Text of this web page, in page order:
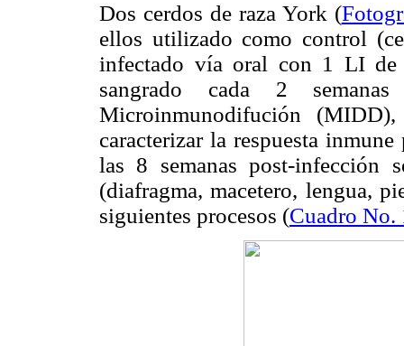
Dos cerdos de raza York (
ellos utilizado como control
infectado vía oral con 1 LI
sangrado cada 2
Microinmunodifución (MIDD),
caracterizar la respuesta
las 8 semanas post-infección
(diafragma, macetero, lengua,
siguientes procesos (Cuadro No.